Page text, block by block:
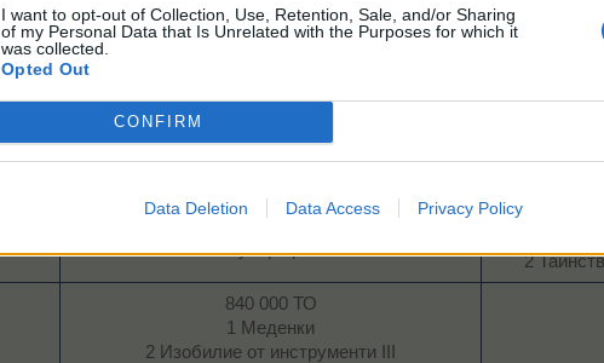
I want to opt-out of Collection, Use, Retention, Sale, and/or Sharing
of my Personal Data that Is Unrelated with the Purposes for which it
was collected.
Opted Out
CONFIRM
Data Deletion Data Access Privacy Policy
1 Бонус TO за реколта S​
4
1 Яйчен пунш
6 Супер храна​
2
840 000 ТО
1 Меденки
2 Изобилие от инструменти III​